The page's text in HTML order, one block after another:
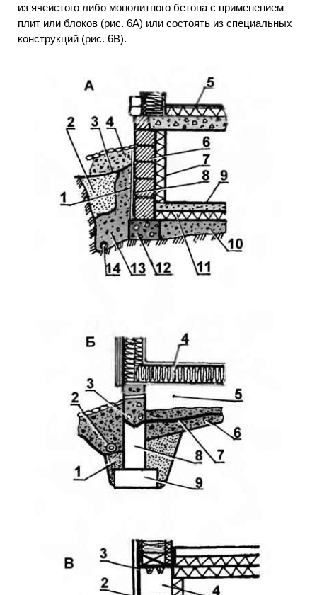
из ячеистого либо монолитного бетона с применением
плит или блоков (рис. 6А) или состоять из специальных
конструкций (рис. 6В).